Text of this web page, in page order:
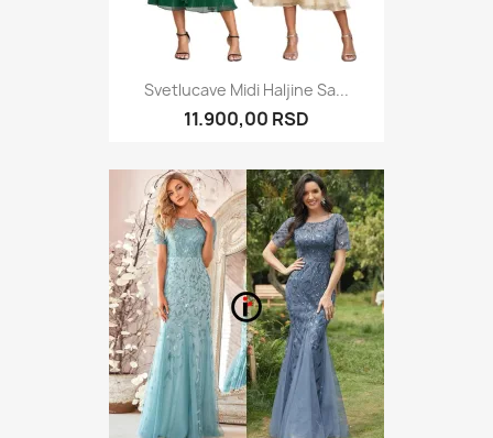
Svetlucave Midi Haljine Sa...
11.900,00 RSD